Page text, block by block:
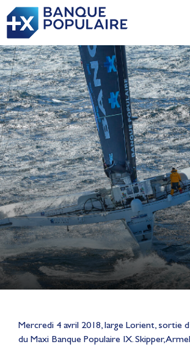
Mercredi 4 avril 2018, large Lorient, sortie
du Maxi Banque Populaire IX. Skipper,
Beach, sur le plan d'eau
Jeux Olympiques 2028